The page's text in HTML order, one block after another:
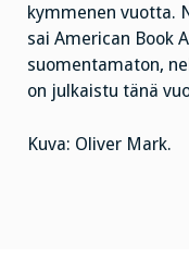
kymmenen vuotta.
sai American Book
suomentamaton,
on julkaistu tänä
Kuva: Oliver Mark.